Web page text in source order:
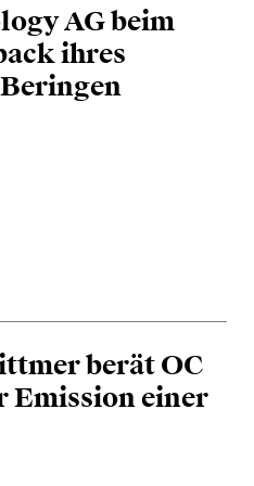
AG beim
ihres
berät OC
Emission einer
aus
geschützt und es gelten die Google-
.